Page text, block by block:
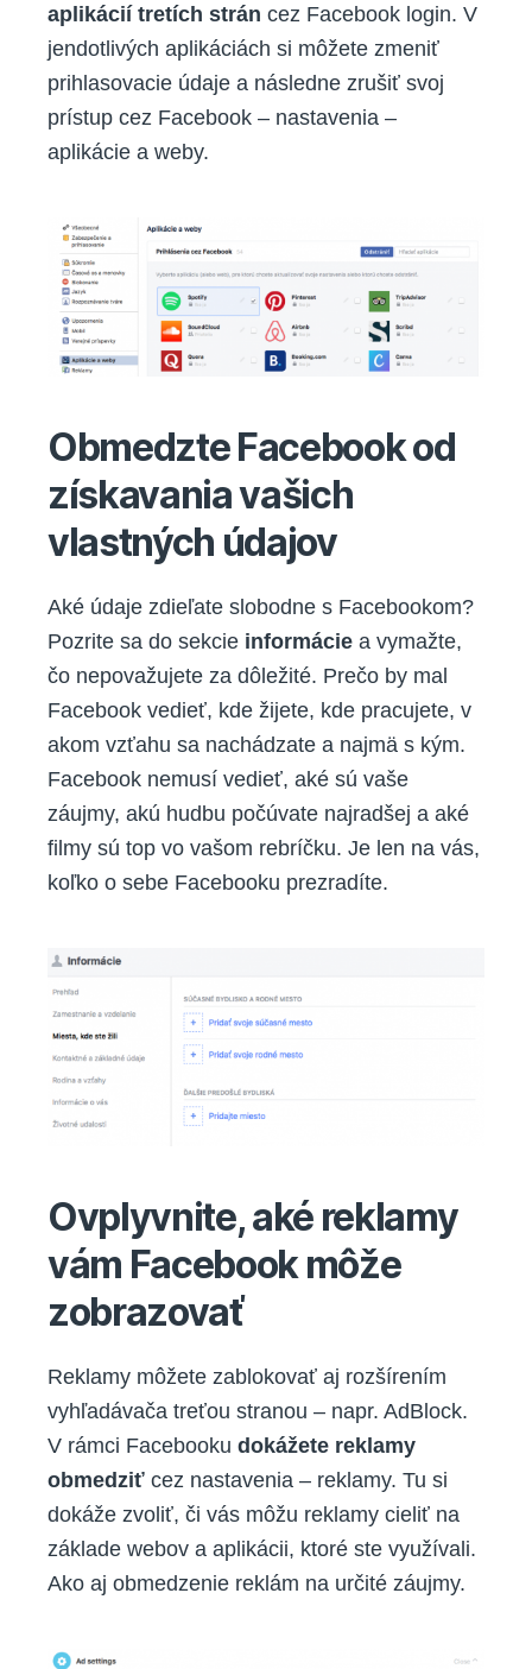
aplikácií tretích strán cez Facebook login. V
jendotlivých aplikáciách si môžete zmeniť
prihlasovacie údaje a následne zrušiť svoj
prístup cez Facebook – nastavenia –
aplikácie a weby.
Obmedzte Facebook od
získavania vašich
vlastných údajov
Aké údaje zdieľate slobodne s Facebookom?
Pozrite sa do sekcie informácie a vymažte,
čo nepovažujete za dôležité. Prečo by mal
Facebook vedieť, kde žijete, kde pracujete, v
akom vzťahu sa nachádzate a najmä s kým.
Facebook nemusí vedieť, aké sú vaše
záujmy, akú hudbu počúvate najradšej a aké
filmy sú top vo vašom rebríčku. Je len na vás,
koľko o sebe Facebooku prezradíte.
Ovplyvnite, aké reklamy
vám Facebook môže
zobrazovať
Reklamy môžete zablokovať aj rozšírením
vyhľadávača treťou stranou – napr. AdBlock.
V rámci Facebooku dokážete reklamy
obmedziť cez nastavenia – reklamy. Tu si
dokáže zvoliť, či vás môžu reklamy cieliť na
základe webov a aplikácii, ktoré ste využívali.
Ako aj obmedzenie reklám na určité záujmy.